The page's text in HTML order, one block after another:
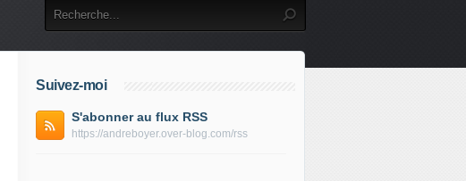
Suivez-moi
S'abonner au flux RSS
https://andreboyer.over-blog.com/rss